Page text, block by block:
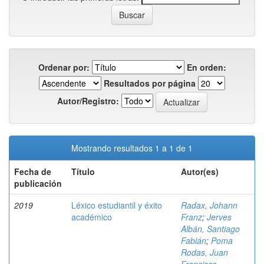
Ordenar por:
En orden:
Resultados por página
Autor/Registro:
Mostrando resultados 1 a 1 de 1
Fecha de
publicación
Título Autor(es)
2019
Léxico estudiantil y éxito
académico
Radax, Johann
Franz; Jerves
Albán, Santiago
Fabián; Poma
Rodas, Juan